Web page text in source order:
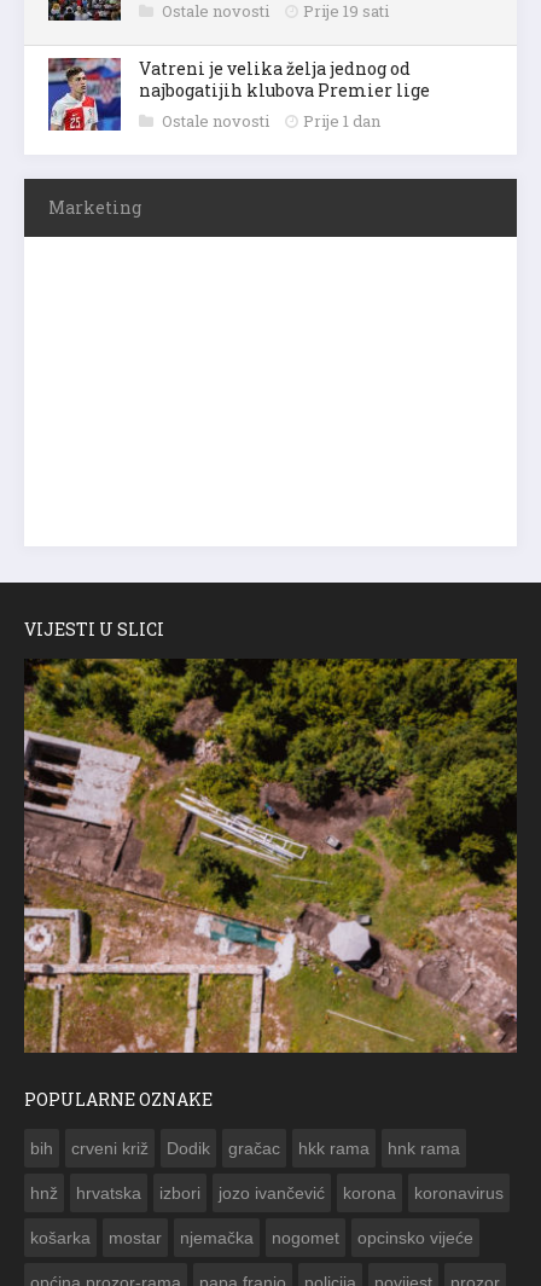
Ostale novosti Prije 19 sati
Vatreni je velika želja jednog od
najbogatijih klubova Premier lige
Ostale novosti Prije 1 dan
Marketing
VIJESTI U SLICI
POPULARNE OZNAKE
bih crveni križ Dodik gračac hkk rama hnk rama
hnž hrvatska izbori jozo ivančević korona koronavirus
košarka mostar njemačka nogomet opcinsko vijeće
općina prozor-rama papa franjo policija povijest prozor